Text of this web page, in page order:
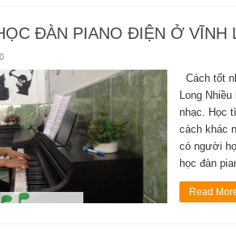
ĐÀN PIANO ĐIỆN Ở VĨNH
0
Cách tốt
Long
nhạc. Học
cách khác
có người
học đàn
Read